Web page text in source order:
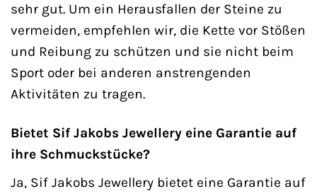
sehr gut. Um ein Herausfallen der Steine zu
vermeiden, empfehlen wir, die Kette vor Stößen
und Reibung zu schützen und sie nicht beim
Sport oder bei anderen anstrengenden
Aktivitäten zu tragen.
Bietet Sif Jakobs Jewellery eine Garantie auf
ihre Schmuckstücke?
Ja, Sif Jakobs Jewellery bietet eine Garantie auf